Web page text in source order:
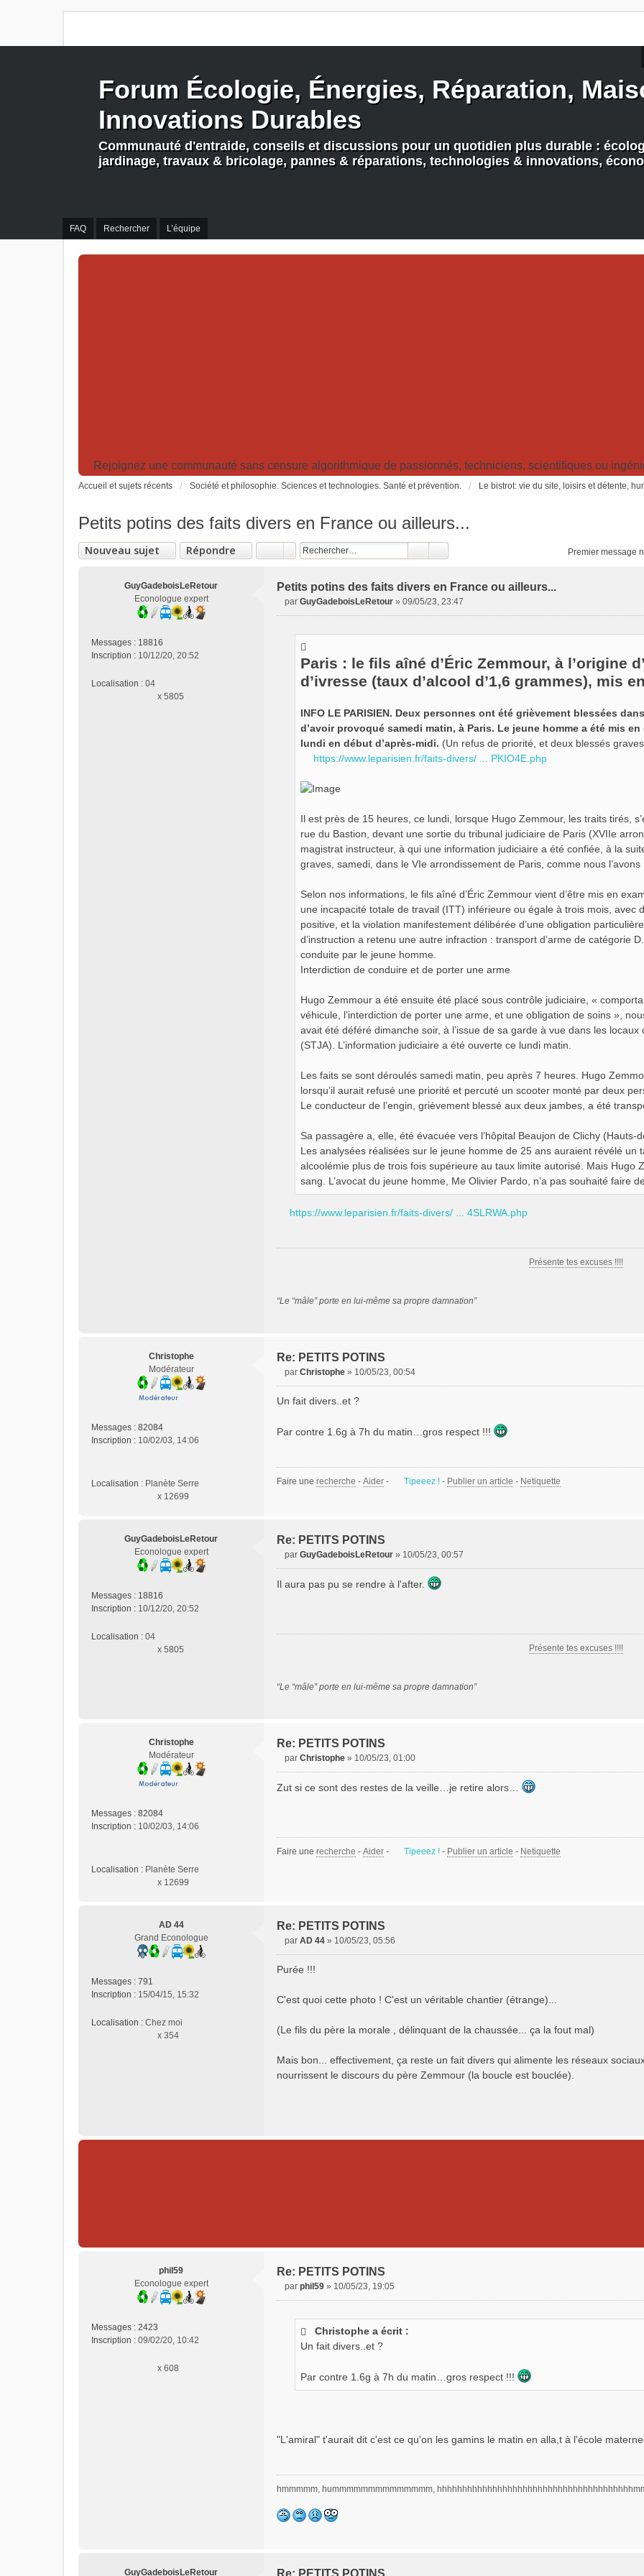
FAQ Rechercher L’équipe
Forum Écologie, Énergies, Réparation,
Innovations Durables
Communauté d'entraide, conseils et discussions pour un quotidien plus durable :
jardinage, travaux & bricolage, pannes & réparations, technologies & innovations,
Rejoignez une communauté sans censure algorithmique de passionnés, techniciens, scientifiques ou
Accueil et sujets récents Société et philosophie. Sciences et technologies. Santé et prévention. Le bistrot: vie du site, loisirs et détente,
Petits potins des faits divers en France ou ailleurs...
Nouveau sujet Répondre Premier message
GuyGadeboisLeRetour
Econologue expert
Messages : 18816
Inscription : 10/12/20, 20:52
Localisation : 04
x 5805
Petits potins des faits divers en France ou ailleurs...
par GuyGadeboisLeRetour » 09/05/23, 23:47
Paris : le fils aîné d’Éric Zemmour, à l’origine
d’ivresse (taux d’alcool d’1,6 grammes), mis
INFO LE PARISIEN. Deux personnes ont été grièvement blessées
d’avoir provoqué samedi matin, à Paris. Le jeune homme a été mis
lundi en début d’après-midi. (Un refus de priorité, et deux blessés
https://www.leparisien.fr/faits-divers/ ... PKIO4E.php
Il est près de 15 heures, ce lundi, lorsque Hugo Zemmour, les traits tirés,
rue du Bastion, devant une sortie du tribunal judiciaire de Paris (XVIIe
magistrat instructeur, à qui une information judiciaire a été confiée, à la
graves, samedi, dans le VIe arrondissement de Paris, comme nous l’avons
Selon nos informations, le fils aîné d’Éric Zemmour vient d’être mis en
une incapacité totale de travail (ITT) inférieure ou égale à trois mois, avec
positive, et la violation manifestement délibérée d’une obligation
d’instruction a retenu une autre infraction : transport d’arme de catégorie
conduite par le jeune homme.
Interdiction de conduire et de porter une arme
Hugo Zemmour a été ensuite été placé sous contrôle judiciaire, «
véhicule, l’interdiction de porter une arme, et une obligation de soins »,
avait été déféré dimanche soir, à l’issue de sa garde à vue dans les
(STJA). L’information judiciaire a été ouverte ce lundi matin.
Les faits se sont déroulés samedi matin, peu après 7 heures. Hugo
lorsqu’il aurait refusé une priorité et percuté un scooter monté par deux
Le conducteur de l’engin, grièvement blessé aux deux jambes, a été
Sa passagère a, elle, été évacuée vers l’hôpital Beaujon de Clichy
Les analysées réalisées sur le jeune homme de 25 ans auraient révélé un
alcoolémie plus de trois fois supérieure au taux limite autorisé. Mais Hugo
sang. L’avocat du jeune homme, Me Olivier Pardo, n’a pas souhaité faire
https://www.leparisien.fr/faits-divers/ ... 4SLRWA.php
Présente tes excuses !!!!
“Le “mâle” porte en lui-même sa propre damnation”
Christophe
Modérateur
Messages : 82084
Inscription : 10/02/03, 14:06
Localisation : Planète Serre
x 12699
Re: PETITS POTINS
s
a
o
par Christophe » 10/05/23, 00:54
Un fait divers..et ?
Par contre 1.6g à 7h du matin…gros respect !!!
Faire une recherche - Aider - Tipeeez ! - Publier un article - Netiquette
GuyGadeboisLeRetour
Econologue expert
Messages : 18816
Inscription : 10/12/20, 20:52
Localisation : 04
x 5805
Re: PETITS POTINS
s
par GuyGadeboisLeRetour » 10/05/23, 00:57
Il aura pas pu se rendre à l'after.
Présente tes excuses !!!!
“Le “mâle” porte en lui-même sa propre damnation”
Christophe
Modérateur
Messages : 82084
Inscription : 10/02/03, 14:06
Localisation : Planète Serre
x 12699
Re: PETITS POTINS
s
par Christophe » 10/05/23, 01:00
Zut si ce sont des restes de la veille…je retire alors…
Faire une recherche - Aider - Tipeeez ! - Publier un article - Netiquette
AD 44
Grand Econologue
Messages : 791
Inscription : 15/04/15, 15:32
Localisation : Chez moi
x 354
Re: PETITS POTINS
s
a
e
n
l
par AD 44 » 10/05/23, 05:56
Purée !!!
C'est quoi cette photo ! C'est un véritable chantier (étrange)...
(Le fils du père la morale , délinquant de la chaussée... ça la fout mal)
Mais bon... effectivement, ça reste un fait divers qui alimente les réseaux
nourrissent le discours du père Zemmour (la boucle est bouclée).
phil59
Econologue expert
Messages : 2423
Inscription : 09/02/20, 10:42
x 608
Re: PETITS POTINS
u
par phil59 » 10/05/23, 19:05
Christophe a écrit :
Un fait divers..et ?
Par contre 1.6g à 7h du matin…gros respect !!!
"L'amiral" t'aurait dit c'est ce qu'on les gamins le matin en alla,t à l'école
hmmmmm, hummmmmmmmmmmmmm,
GuyGadeboisLeRetour Re: PETITS POTINS